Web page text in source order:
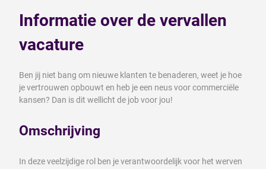
Informatie over de vervallen
vacature
Ben jij niet bang om nieuwe klanten te benaderen, weet je hoe
je vertrouwen opbouwt en heb je een neus voor commerciële
kansen? Dan is dit wellicht de job voor jou!
Omschrijving
In deze veelzijdige rol ben je verantwoordelijk voor het werven